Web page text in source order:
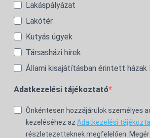
Lakáspályázat
Lakótér
Kutyás ügyek
Társasházi hírek
Állami kisajátításban érintett házak
Adatkezelési tájékoztató
Önkéntesen hozzájárulok személyes
kezeléséhez az Adatkezelési
részletezetteknek megfelelően.